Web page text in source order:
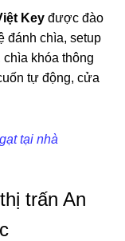
Key được đào
đánh chìa, setup
chìa khóa thông
tự động, cửa
tại nhà
trấn An